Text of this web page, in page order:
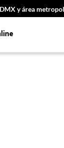
y área